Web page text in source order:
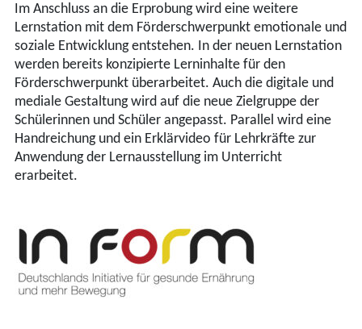
Im Anschluss an die Erprobung wird eine weitere
Lernstation mit dem Förderschwerpunkt emotionale und
soziale Entwicklung entstehen. In der neuen Lernstation
werden bereits konzipierte Lerninhalte für den
Förderschwerpunkt überarbeitet. Auch die digitale und
mediale Gestaltung wird auf die neue Zielgruppe der
Schülerinnen und Schüler angepasst. Parallel wird eine
Handreichung und ein Erklärvideo für Lehrkräfte zur
Anwendung der Lernausstellung im Unterricht
erarbeitet.